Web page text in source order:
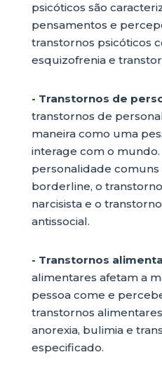
psicóticos são
pensamentos e
transtornos psicóticos
esquizofrenia e
- Transtornos de
transtornos de
maneira como uma
interage com o
personalidade
borderline, o
narcisista e o
antissocial.
- Transtornos
alimentares afetam a
pessoa come e
transtornos
anorexia, bulimia e
especificado.